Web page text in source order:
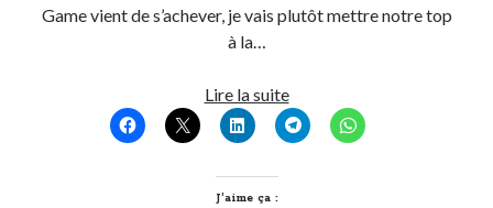
Game vient de s’achever, je vais plutôt mettre notre top
à la…
Lire la suiteS’évader
en
4
J’aime ça :